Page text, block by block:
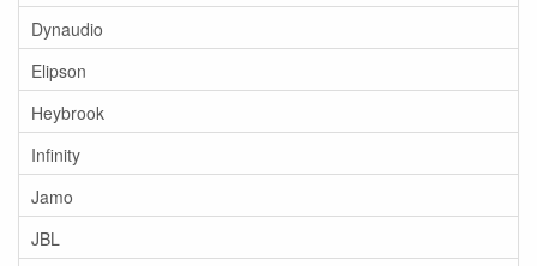
Dynaudio
Elipson
Heybrook
Infinity
Jamo
JBL